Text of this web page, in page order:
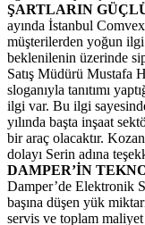
ŞARTLARIN
ayında İstanbul
müşterilerden yoğun
beklenilenin üzerinde
Satış Müdürü Mustafa
sloganıyla tanıtımı
ilgi var. Bu ilgi
yılında başta inşaat
bir araç olacaktır.
dolayı Serin adına
DAMPER’İN
Damper’de Elektronik
başına düşen yük
servis ve toplam maliyet